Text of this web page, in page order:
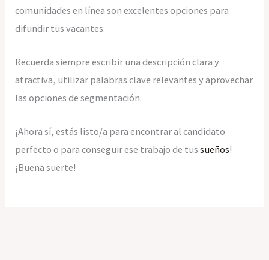
comunidades en línea son excelentes opciones para
difundir tus vacantes.
Recuerda siempre escribir una descripción clara y
atractiva, utilizar palabras clave relevantes y aprovechar
las opciones de segmentación.
¡Ahora sí, estás listo/a para encontrar al candidato
perfecto o para conseguir ese trabajo de tussueños!
¡Buena suerte!